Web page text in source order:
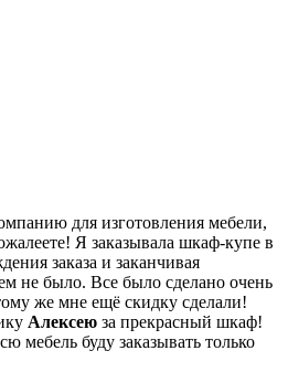
для изготовления мебели,
Я заказывала шкаф-купе в
заказа и заканчивая
не было. Все было сделано очень
же мне ещё скидку сделали!
Алексею за прекрасный шкаф!
мебель буду заказывать только